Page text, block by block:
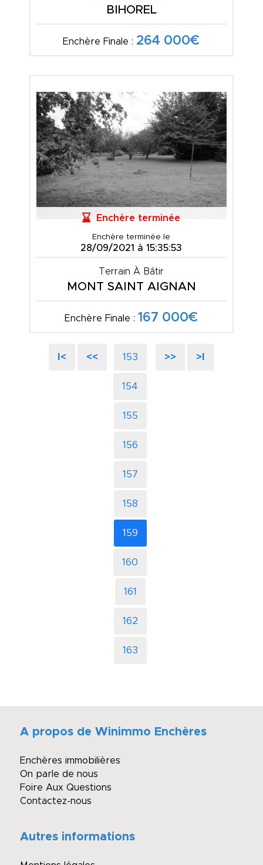
BIHOREL
Enchère Finale : 264 000€
Enchère terminée
Enchère terminée le
28/09/2021 à 15:35:53
Terrain À Bâtir
MONT SAINT AIGNAN
Enchère Finale : 167 000€
I< << 153
154
155
156
157
158
159
160
161
162
163
>> >I
A propos de Winimmo Enchères
Enchères immobilières
On parle de nous
Foire Aux Questions
Contactez-nous
Autres informations